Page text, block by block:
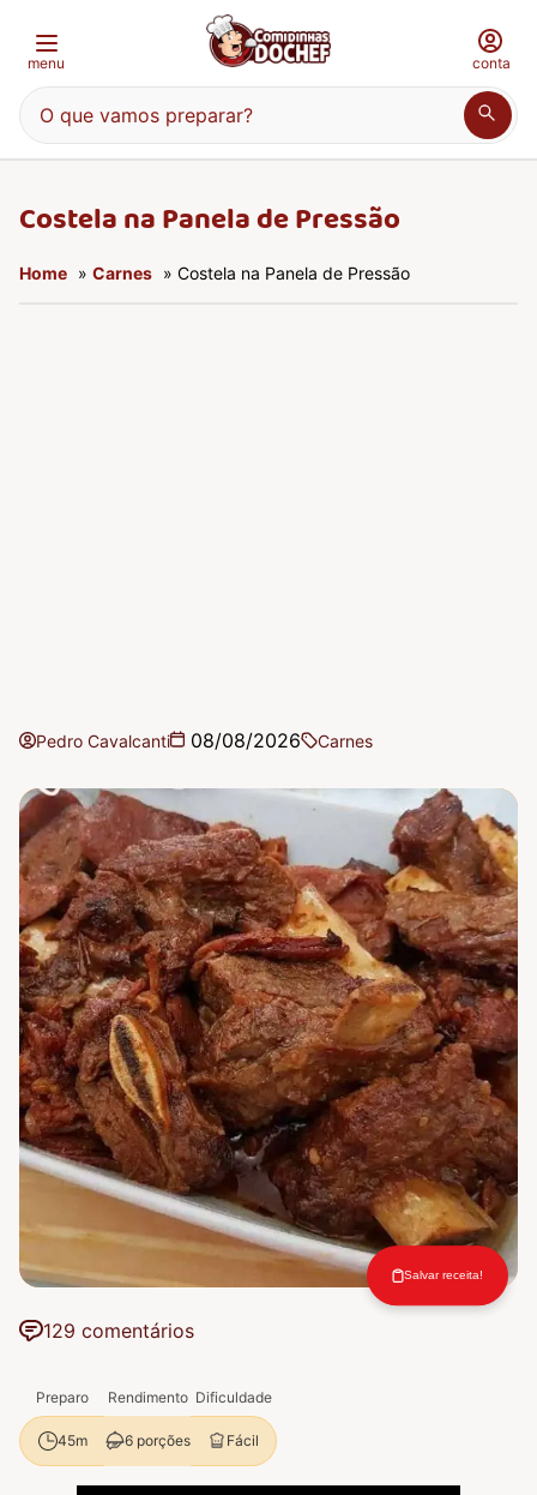
menu
O que vamos preparar?
conta
Costela na Panela de Pressão
Home » Carnes » Costela na Panela de Pressão
Pedro Cavalcanti 08/08/2026 Carnes
129 comentários
Salvar receita!
Preparo Rendimento Dificuldade
45m 6 porções Fácil